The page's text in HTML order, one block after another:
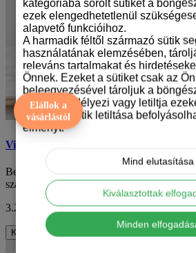
Vizsla mintás bögre
Bemutatjuk a vizslás bögrét, amely a vizsla
számára ideális választás. Ez a báj..
3.290 Ft
ÁFA nélkül: 2.591 Ft
Kosárba
Elállok a
vásárlástól
kategóriába sorolt sütiket a
ezek elengedhetetlenül
alapvető funkcióihoz.
A harmadik féltől származó sütik
használatának elemzésében,
releváns tartalmakat és
Önnek. Ezeket a sütiket csak az
beleegyezésével tároljuk a
hogy engedélyezi vagy letiltja
bizonyos sütik letiltása
élményt.
Mind elutasítása
Kiválasztottak
Minden